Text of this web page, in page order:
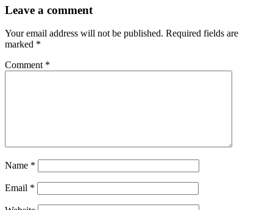
Leave a comment
Your email address will not be published. Required fields are
marked *
Comment *
Name *
Email *